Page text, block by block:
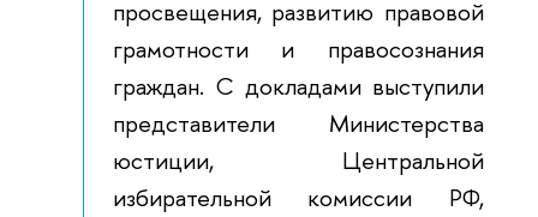
просвещения, развитию правовой
грамотности и правосознания
граждан. С докладами выступили
представители Министерства
юстиции, Центральной
избирательной комиссии РФ,